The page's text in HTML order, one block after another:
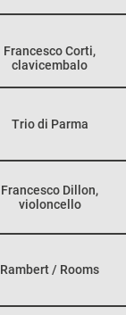
Francesco Corti,
clavicembalo
Trio di Parma
Francesco Dillon,
violoncello
Rambert / Rooms